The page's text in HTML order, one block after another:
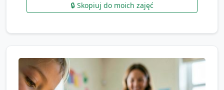
🔒 Skopiuj do moich zajęć